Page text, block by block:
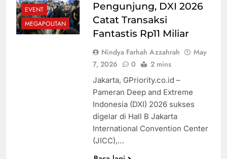
EVENT
MEGAPOLITAN
Pengunjung, DXI 2026
Catat Transaksi
Fantastis Rp11 Miliar
Nindya Farhah Azzahrah
May
7, 2026
0 2 mins
Jakarta, GPriority.co.id –
Pameran Deep and Extreme
Indonesia (DXI) 2026 sukses
digelar di Hall B Jakarta
International Convention Center
(JICC),…